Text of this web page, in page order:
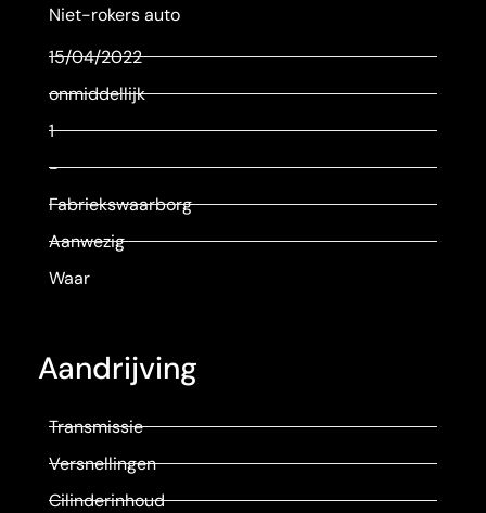
Niet-rokers auto
15/04/2022
onmiddellijk
1
-
Fabriekswaarborg
Aanwezig
Waar
Aandrijving
Transmissie
Versnellingen
Cilinderinhoud